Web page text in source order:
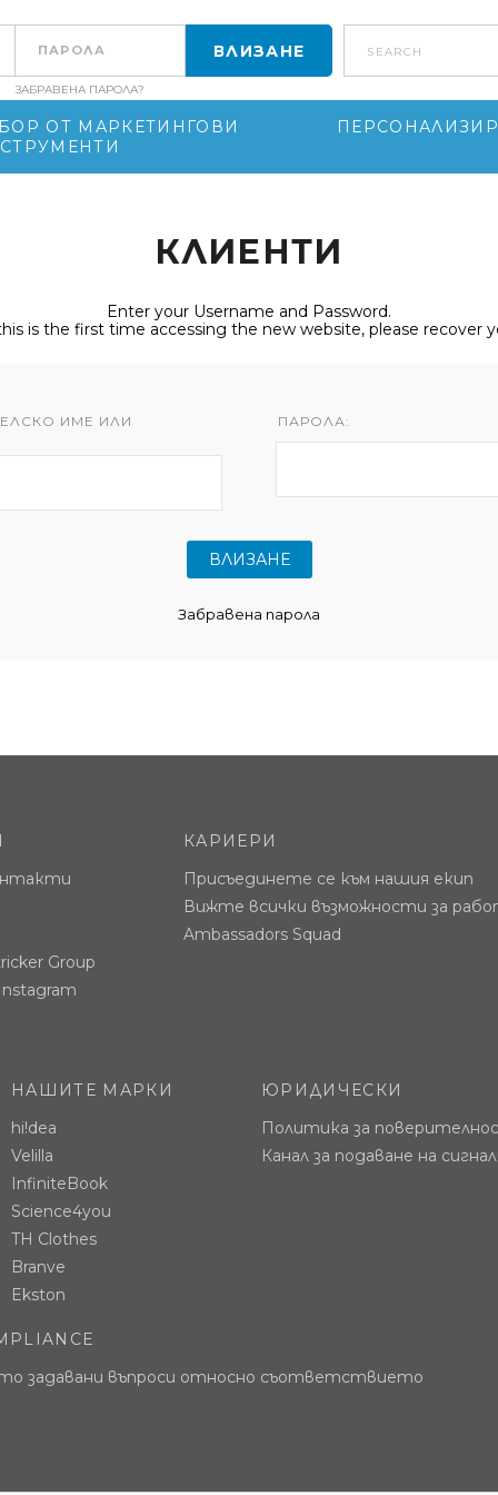
ЗАБРАВЕНА ПАРОЛА?
search
ОТ МАРКЕТИНГОВИ
КЛИЕНТИ
Enter your Username and Password.
is the first time accessing the new website, please recover
ИМЕ ИЛИ ПАРОЛА:
Забравена парола
Group
КАРИЕРИ
Присъединете се към нашия екип
Вижте всички възможности за
Ambassadors Squad
НАШИТЕ МАРКИ
hi!dea
Velilla
InfiniteBook
Science4you
TH Clothes
Branve
Ekston
ЮРИДИЧЕСКИ
Политика за
Канал за подаване на
задавани въпроси относно съответствието